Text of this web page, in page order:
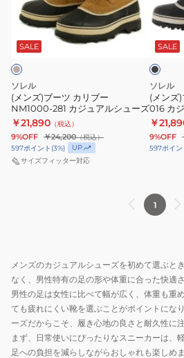
256
ル
ー
フ
010
ン
ル
ン
ブ
ー
ツ
ウ
ォ
ー
フ
NM5182
257
ン
メ
ト
II
ブ
ー
ツ
ウ
タ
ー
ー
フ
010
ツ
リ
ブ
ー
NM1000-
281
カ
ジ
ュ
ズ
SALE
ソレル
(メンズ)ブーツ カリブー
NM1000-281 カジュアルシューズ
￥21,890 （税込）
9%OFF ￥24,200（税込）
597ポイント (3%)
UP
サイズフィッター対応
ツ
カ
リ
ブ
ー
016
カ
ジ
ル
シ
ズ
SALE
ブ
ラ
ッ
ソレル
(メンズ
016 カ
￥
9%OFF
597ポイン
1
メンズのカジュアルシューズを初めて選ぶと
なく、男性特有の足の形や体重に合った快適
男性の足は女性に比べて幅が広く、体重も重
ても疲れにくい靴を選ぶことがポイントにな
ーズだからこそ、履き心地の良さと耐久性に
まず、日常使いにぴったりなスニーカーは、
足への負担を減らしながらおしゃれも楽しめ